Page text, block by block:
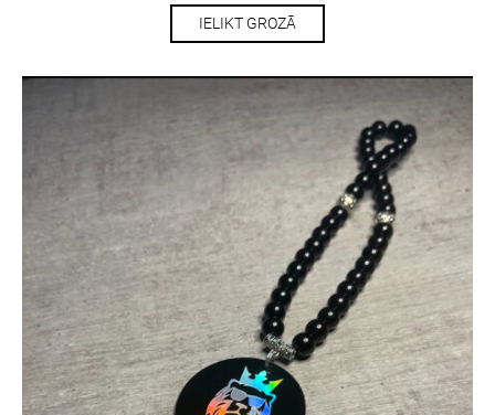
IELIKT GROZĀ